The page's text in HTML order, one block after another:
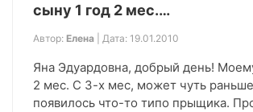
сыну 1 год 2 мес.…
Автор: Елена | Дата: 19.01.2010
Яна Эдуардовна, добрый день!
2 мес. С 3-х мес, может чуть
появилось что-то типо прыщика.